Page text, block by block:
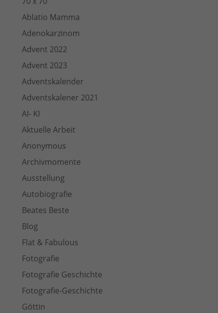
Ablatio Mamma
Adenokarzinom
Advent 2022
Advent 2023
Adventskalender
Adventskalener 2021
AI- KI
Aktuelle Arbeit
Anonymous
Archivmomente
Ausstellung
Autobiografie
Beates Beste
Blog
Flat & Fabulous
Fotografie
Fotografie Geschichte
Fotografie-Geschichte
Göttin